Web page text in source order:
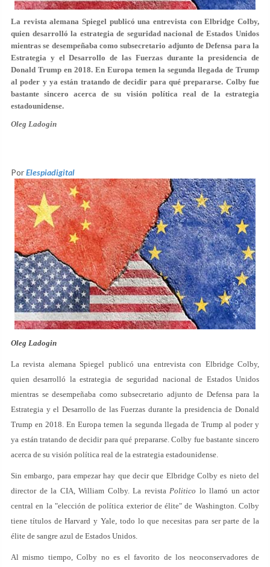
La revista alemana Spiegel publicó una entrevista con Elbridge Colby,
quien desarrolló la estrategia de seguridad nacional de Estados Unidos
mientras se desempeñaba como subsecretario adjunto de Defensa para la
Estrategia y el Desarrollo de las Fuerzas durante la presidencia de
Donald Trump en 2018. En Europa temen la segunda llegada de Trump
al poder y ya están tratando de decidir para qué prepararse. Colby fue
bastante sincero acerca de su visión política real de la estrategia
estadounidense.
Oleg Ladogin
PorElespiadigital
Oleg Ladogin
La revista alemana Spiegel publicó una entrevista con Elbridge Colby,
quien desarrolló la estrategia de seguridad nacional de Estados Unidos
mientras se desempeñaba como subsecretario adjunto de Defensa para la
Estrategia y el Desarrollo de las Fuerzas durante la presidencia de Donald
Trump en 2018. En Europa temen la segunda llegada de Trump al poder y
ya están tratando de decidir para qué prepararse. Colby fue bastante sincero
acerca de su visión política real de la estrategia estadounidense.
Sin embargo, para empezar hay que decir que Elbridge Colby es nieto del
director de la CIA, William Colby. La revista Politico lo llamó un actor
central en la "elección de política exterior de élite" de Washington. Colby
tiene títulos de Harvard y Yale, todo lo que necesitas para ser parte de la
élite de sangre azul de Estados Unidos.
Al mismo tiempo, Colby no es el favorito de los neoconservadores de